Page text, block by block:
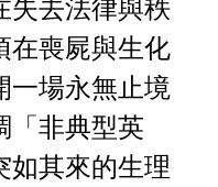
失去法律與秩
在喪屍與生化
一場永無止境
「非典型英
如其來的生理